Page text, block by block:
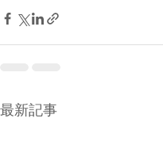
最新記事